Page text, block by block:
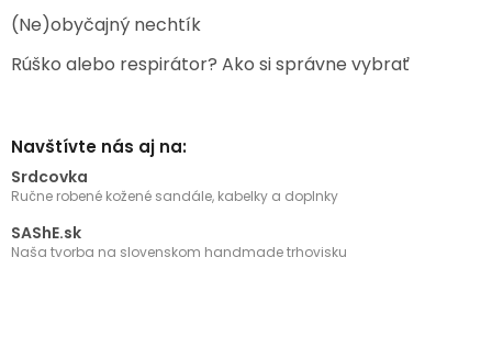
(Ne)obyčajný nechtík
Rúško alebo respirátor? Ako si správne vybrať
Navštívte nás aj na:
Srdcovka
Ručne robené kožené sandále, kabelky a doplnky
SAShE.sk
Naša tvorba na slovenskom handmade trhovisku